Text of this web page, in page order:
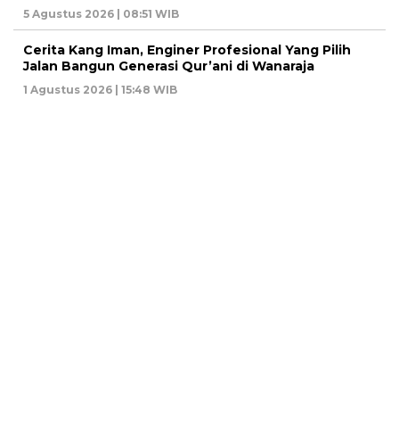
5 Agustus 2026 | 08:51 WIB
Cerita Kang Iman, Enginer Profesional Yang Pilih
Jalan Bangun Generasi Qur’ani di Wanaraja
1 Agustus 2026 | 15:48 WIB